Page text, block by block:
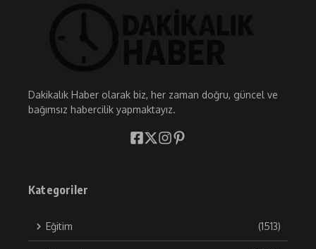
Dakikalık Haber olarak biz, her zaman doğru, güncel ve
bağımsız habercilik yapmaktayız.
Kategoriler
Eğitim (1513)